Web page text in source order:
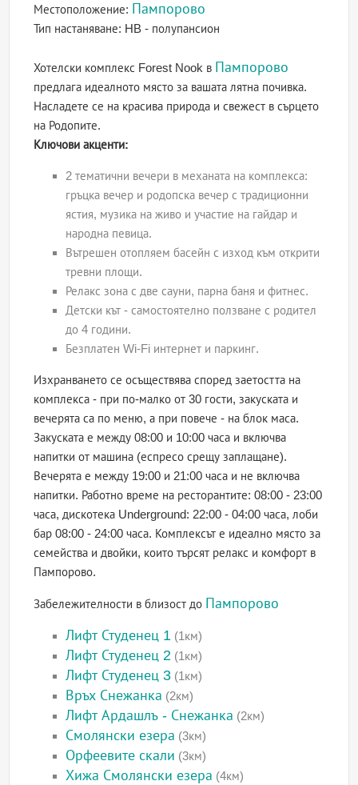
Местоположение: Пампорово
Тип настаняване: HB - полупансион
Хотелски комплекс Forest Nook в Пампорово
предлага идеалното място за вашата лятна почивка.
Насладете се на красива природа и свежест в сърцето
на Родопите.
Ключови акценти:
2 тематични вечери в механата на комплекса:
гръцка вечер и родопска вечер с традиционни
ястия, музика на живо и участие на гайдар и
народна певица.
Вътрешен отопляем басейн с изход към открити
тревни площи.
Релакс зона с две сауни, парна баня и фитнес.
Детски кът - самостоятелно ползване с родител
до 4 години.
Безплатен Wi-Fi интернет и паркинг.
Изхранването се осъществява според заетостта на
комплекса - при по-малко от 30 гости, закуската и
вечерята са по меню, а при повече - на блок маса.
Закуската е между 08:00 и 10:00 часа и включва
напитки от машина (еспресо срещу заплащане).
Вечерята е между 19:00 и 21:00 часа и не включва
напитки. Работно време на ресторантите: 08:00 - 23:00
часа, дискотека Underground: 22:00 - 04:00 часа, лоби
бар 08:00 - 24:00 часа. Комплексът е идеално място за
семейства и двойки, които търсят релакс и комфорт в
Пампорово.
Забележителности в близост до Пампорово
Лифт Студенец 1 (1км)
Лифт Студенец 2 (1км)
Лифт Студенец 3 (1км)
Връх Снежанка (2км)
Лифт Ардашлъ - Снежанка (2км)
Смолянски езера (3км)
Орфеевите скали (3км)
Хижа Смолянски езера (4км)